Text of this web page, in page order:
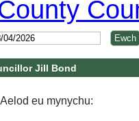
Jill Bond
eu mynychu: